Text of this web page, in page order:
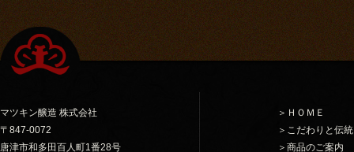
マツキン醸造 株式会社
〒847-0072
唐津市和多田百人町1番28号
＞ＨＯＭＥ
＞こだわりと伝統
＞商品のご案内